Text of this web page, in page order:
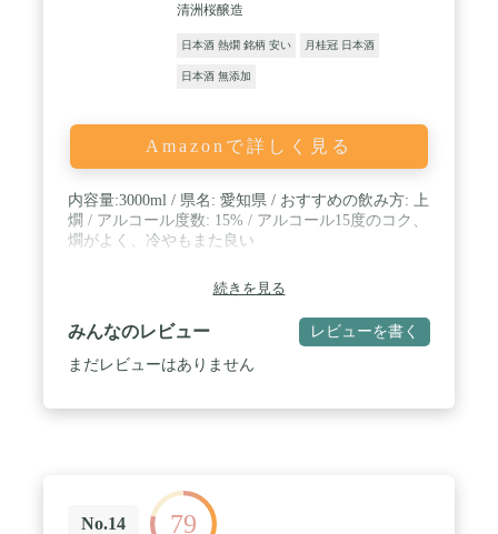
清洲桜醸造
日本酒 熱燗 銘柄 安い 月桂冠 日本酒
日本酒 無添加
Amazonで詳しく見る
内容量:3000ml / 県名: 愛知県 / おすすめの飲み方: 上
燗 / アルコール度数: 15% / アルコール15度のコク、
燗がよく、冷やもまた良い
続きを見る
みんなのレビュー レビューを書く
まだレビューはありません
No.14 79